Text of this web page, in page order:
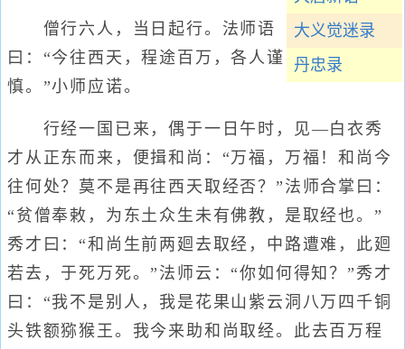
大义觉迷录
丹忠录
僧行六人，当日起行。法师语
曰：“今往西天，程途百万，各人谨
慎。”小师应诺。
行经一国已来，偶于一日午时，见—白衣秀
才从正东而来，便揖和尚：“万福，万福！和尚今
往何处？莫不是再往西天取经否？”法师合掌曰：
“贫僧奉敕，为东土众生未有佛教，是取经也。”
秀才曰：“和尚生前两廻去取经，中路遭难，此廻
若去，于死万死。”法师云：“你如何得知？”秀才
曰：“我不是别人，我是花果山紫云洞八万四千铜
头铁额猕猴王。我今来助和尚取经。此去百万程